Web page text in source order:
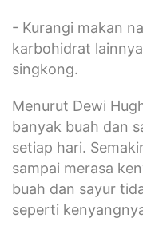
- Kurangi makan
karbohidrat
singkong.
Menurut Dewi
banyak buah dan
setiap hari.
sampai merasa
buah dan sayur
seperti